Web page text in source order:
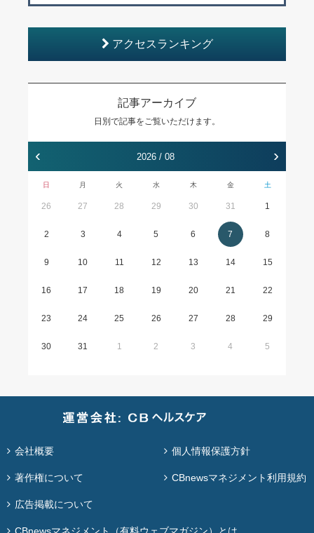
アクセスランキング
記事アーカイブ
日別で記事をご覧いただけます。
‹ 2026 / 08 ›
日 月 火 水 木 金 土
26 27 28 29 30 31 1
2 3 4 5 6 7 8
9 10 11 12 13 14 15
16 17 18 19 20 21 22
23 24 25 26 27 28 29
30 31 1 2 3 4 5
会社概要 個人情報保護方針
著作権について CBnewsマネジメント利用規約
広告掲載について